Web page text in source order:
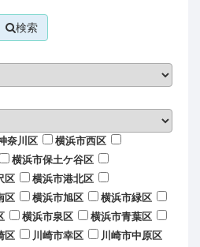
検索
奈川区
横浜市西区
横浜市保土ケ谷区
区
横浜市港北区
区 横浜市旭区
横浜市緑区
横浜市泉区
横浜市青葉区
区 川崎市幸区
川崎市中原区